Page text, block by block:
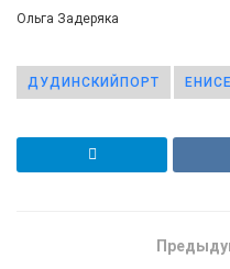
Ольга Задеряка
ДУДИНСКИЙПОРТ